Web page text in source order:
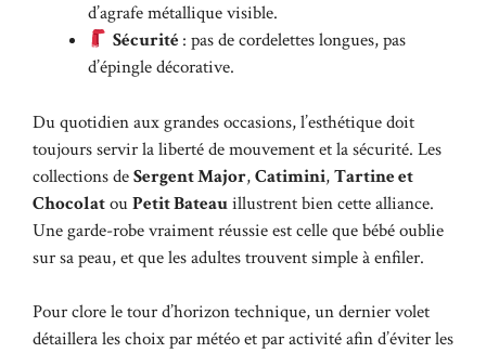
d’agrafe métallique visible.
Sécurité: pas de cordelettes longues, pas
d’épingle décorative.
Du quotidien aux grandes occasions, l’esthétique doit
toujours servir la liberté de mouvement et la sécurité. Les
collections deSergent Major,Catimini,Tartine et
ChocolatouPetit Bateauillustrent bien cette alliance.
Une garde-robe vraiment réussie est celle que bébé oublie
sur sa peau, et que les adultes trouvent simple à enfiler.
Pour clore le tour d’horizon technique, un dernier volet
détaillera les choix par météo et par activité afin d’éviter les